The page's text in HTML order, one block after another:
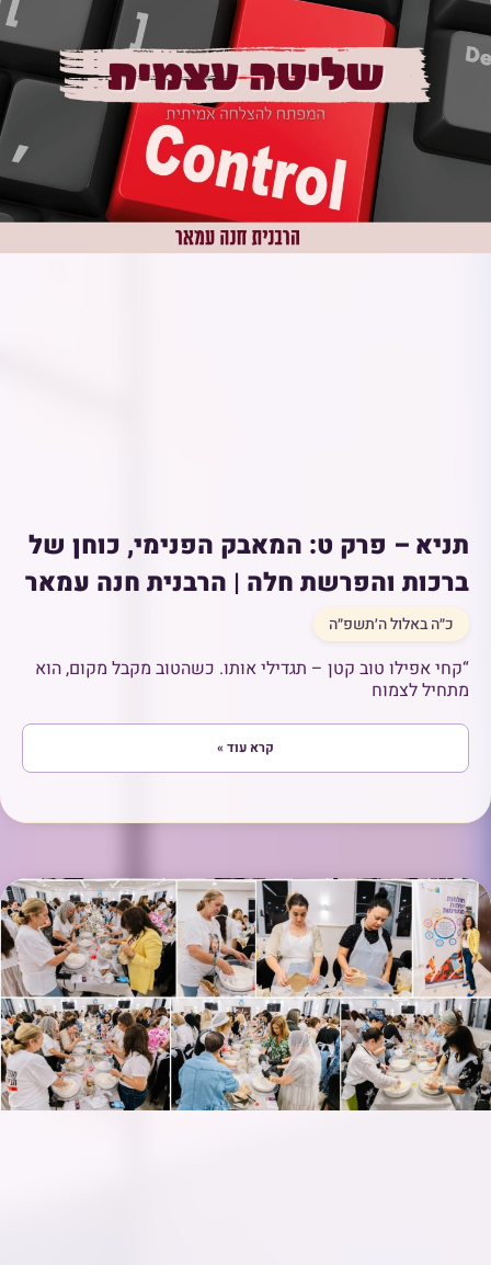
תניא – פרק ט: המאבק הפנימי, כוחן של
ברכות והפרשת חלה | הרבנית חנה עמאר
כ״ה באלול ה׳תשפ״ה
“קחי אפילו טוב קטן – תגדילי אותו. כשהטוב מקבל מקום, הוא
מתחיל לצמוח
קרא עוד »